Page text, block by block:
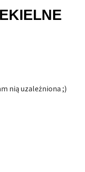
nią uzależniona ;)